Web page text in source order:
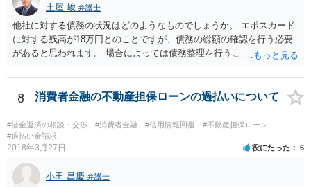
土屋 峻 弁護士
他社に対する債務の状況はどのようなものでしょうか。 エポスカード
に対する残高が18万円とのことですが、債務の総額の確認を行う必要
があると思われます。 場合によっては債務整理を行うことも検討する
8 消費者金融の不動産担保ローンの過払いについて
#借金返済の相談・交渉 #消費者金融 #信用情報回復
#不動産担保ローン
#過払い金請求
2018年3月27日 役にたった 6
小田 昌慶 弁護士